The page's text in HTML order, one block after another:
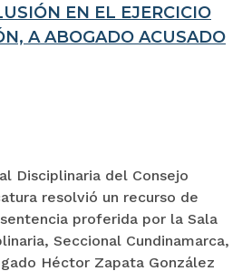
EN EL EJERCICIO
A ABOGADO ACUSADO
Disciplinaria del Consejo
resolvió un recurso de
proferida por la Sala
Seccional Cundinamarca,
Héctor Zapata González